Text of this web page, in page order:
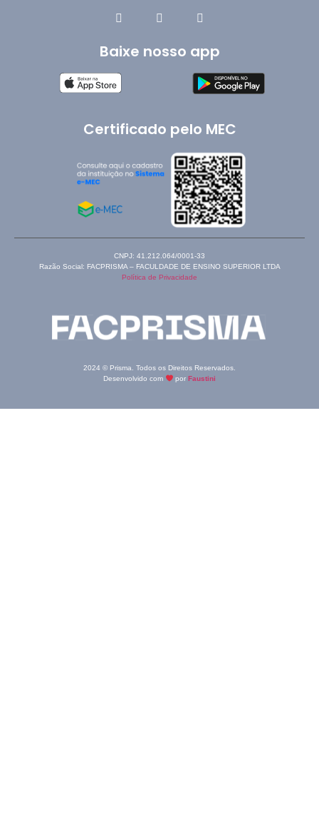
Baixe nosso app
Certificado pelo MEC
CNPJ: 41.212.064/0001-33
Razão Social: FACPRISMA – FACULDADE DE ENSINO SUPERIOR LTDA
Política de Privacidade
2024 © Prisma. Todos os Direitos Reservados.
Desenvolvido com
porFaustini